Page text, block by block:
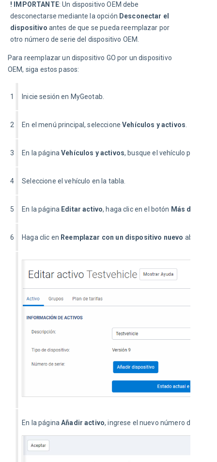
! IMPORTANTE: Un dispositivo OEM debe
desconectarse mediante la opción Desconectar el
dispositivo antes de que se pueda reemplazar por
otro número de serie del dispositivo OEM.
Para reemplazar un dispositivo GO por un dispositivo
OEM, siga estos pasos:
1 Inicie sesión en MyGeotab.
2 En el menú principal, seleccione Vehículos y activos
3 En la página Vehículos y activos, busque el vehículo por
4 Seleccione el vehículo en la tabla.
5 En la página Editar activo, haga clic en el botón Más detalles
6 Haga clic en Reemplazar con un dispositivo nuevo abajo del
En la página Añadir activo, ingrese el nuevo número de serie